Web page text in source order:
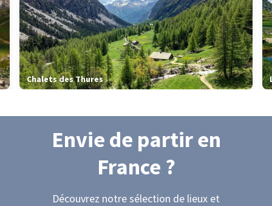
Chalets des Thures
Envie de partiren
France ?
Découvrez notre sélection de lieux et